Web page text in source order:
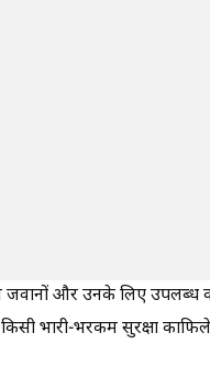
और उनके लिए उपलब्ध
भारी-भरकम सुरक्षा